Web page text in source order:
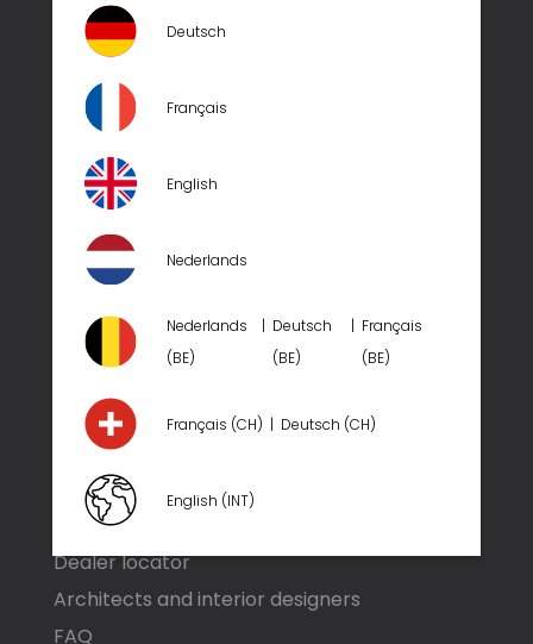
SARI
TAMOUR
YOGA
ACCESSORIES
WHO WE ARE
About us
Why rom1961 ?
Sustainability
Career at ROM
NEED HELP ?
Dealer locator
Architects and interior designers
FAQ
Deutsch
Français
English
Nederlands
Nederlands
(BE)
Deutsch
(BE)
Français
(BE)
Français (CH) Deutsch (CH)
English (INT)